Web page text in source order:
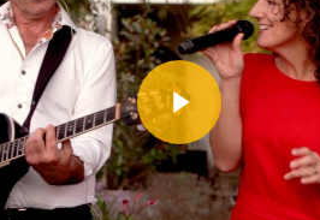
Play Video